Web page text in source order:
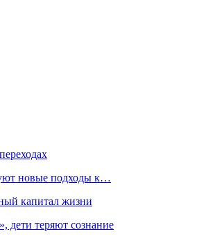
новые подходы к…
капитал жизни
дети теряют сознание